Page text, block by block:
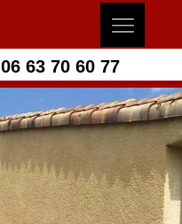
06 63 70 60 77